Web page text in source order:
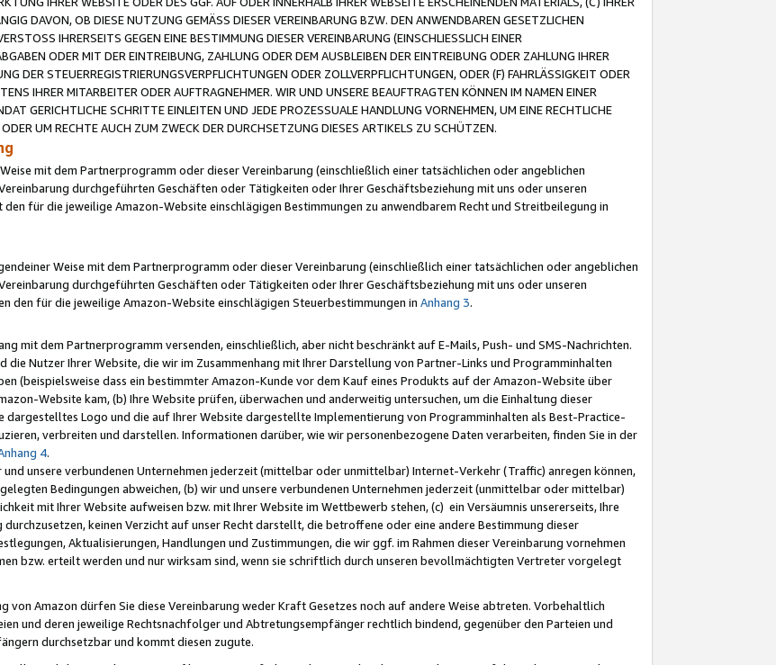
DAVON, OB DIESE NUTZUNG GEMÄSS DIESER VEREINBARUNG BZW. DEN ANWENDBAREN GESETZLICHEN
IHRERSEITS GEGEN EINE BESTIMMUNG DIESER VEREINBARUNG (EINSCHLIESSLICH EINER
ODER MIT DER EINTREIBUNG, ZAHLUNG ODER DEM AUSBLEIBEN DER EINTREIBUNG ODER ZAHLUNG IHRER
DER STEUERREGISTRIERUNGSVERPFLICHTUNGEN ODER ZOLLVERPFLICHTUNGEN, ODER (F) FAHRLÄSSIGKEIT ODER
IHRER MITARBEITER ODER AUFTRAGNEHMER. WIR UND UNSERE BEAUFTRAGTEN KÖNNEN IM NAMEN EINER
GERICHTLICHE SCHRITTE EINLEITEN UND JEDE PROZESSUALE HANDLUNG VORNEHMEN, UM EINE RECHTLICHE
UM RECHTE AUCH ZUM ZWECK DER DURCHSETZUNG DIESES ARTIKELS ZU SCHÜTZEN.
mit dem Partnerprogramm oder dieser Vereinbarung (einschließlich einer tatsächlichen oder angeblichen
durchgeführten Geschäften oder Tätigkeiten oder Ihrer Geschäftsbeziehung mit uns oder unseren
für die jeweilige Amazon-Website einschlägigen Bestimmungen zu anwendbarem Recht und Streitbeilegung in
Weise mit dem Partnerprogramm oder dieser Vereinbarung (einschließlich einer tatsächlichen oder angeblichen
durchgeführten Geschäften oder Tätigkeiten oder Ihrer Geschäftsbeziehung mit uns oder unseren
den für die jeweilige Amazon-Website einschlägigen Steuerbestimmungen in Anhang 3.
mit dem Partnerprogramm versenden, einschließlich, aber nicht beschränkt auf E-Mails, Push- und SMS-Nachrichten.
die Nutzer Ihrer Website, die wir im Zusammenhang mit Ihrer Darstellung von Partner-Links und Programminhalten
(beispielsweise dass ein bestimmter Amazon-Kunde vor dem Kauf eines Produkts auf der Amazon-Website über
Website kam, (b) Ihre Website prüfen, überwachen und anderweitig untersuchen, um die Einhaltung dieser
dargestelltes Logo und die auf Ihrer Website dargestellte Implementierung von Programminhalten als Best-Practice-
verbreiten und darstellen. Informationen darüber, wie wir personenbezogene Daten verarbeiten, finden Sie in der
4.
unsere verbundenen Unternehmen jederzeit (mittelbar oder unmittelbar) Internet-Verkehr (Traffic) anregen können,
Bedingungen abweichen, (b) wir und unsere verbundenen Unternehmen jederzeit (unmittelbar oder mittelbar)
mit Ihrer Website aufweisen bzw. mit Ihrer Website im Wettbewerb stehen, (c) ein Versäumnis unsererseits, Ihre
keinen Verzicht auf unser Recht darstellt, die betroffene oder eine andere Bestimmung dieser
Aktualisierungen, Handlungen und Zustimmungen, die wir ggf. im Rahmen dieser Vereinbarung vornehmen
bzw. erteilt werden und nur wirksam sind, wenn sie schriftlich durch unseren bevollmächtigten Vertreter vorgelegt
von Amazon dürfen Sie diese Vereinbarung weder Kraft Gesetzes noch auf andere Weise abtreten. Vorbehaltlich
und deren jeweilige Rechtsnachfolger und Abtretungsempfänger rechtlich bindend, gegenüber den Parteien und
durchsetzbar und kommt diesen zugute.